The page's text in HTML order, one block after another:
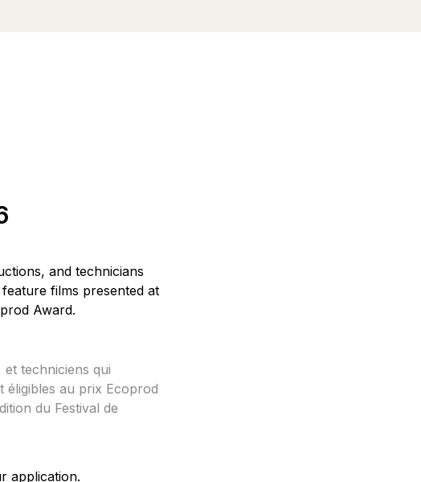
and technicians
films presented at
Award.
et techniciens qui
éligibles au prix Ecoprod